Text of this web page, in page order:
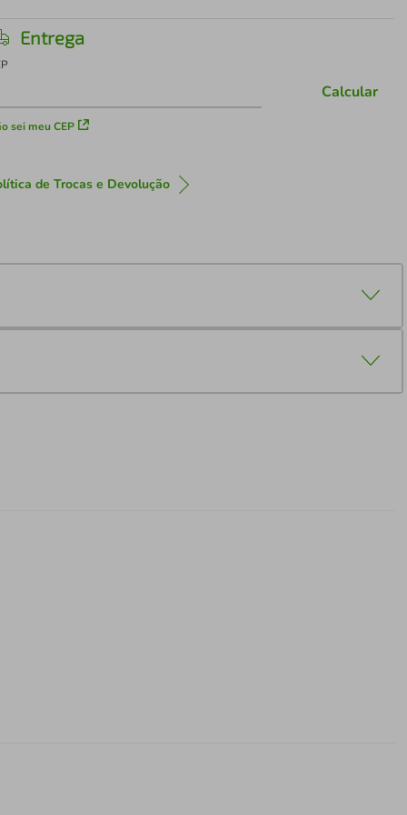
Entrega
sei meu CEP
Calcular
de Trocas e Devolução